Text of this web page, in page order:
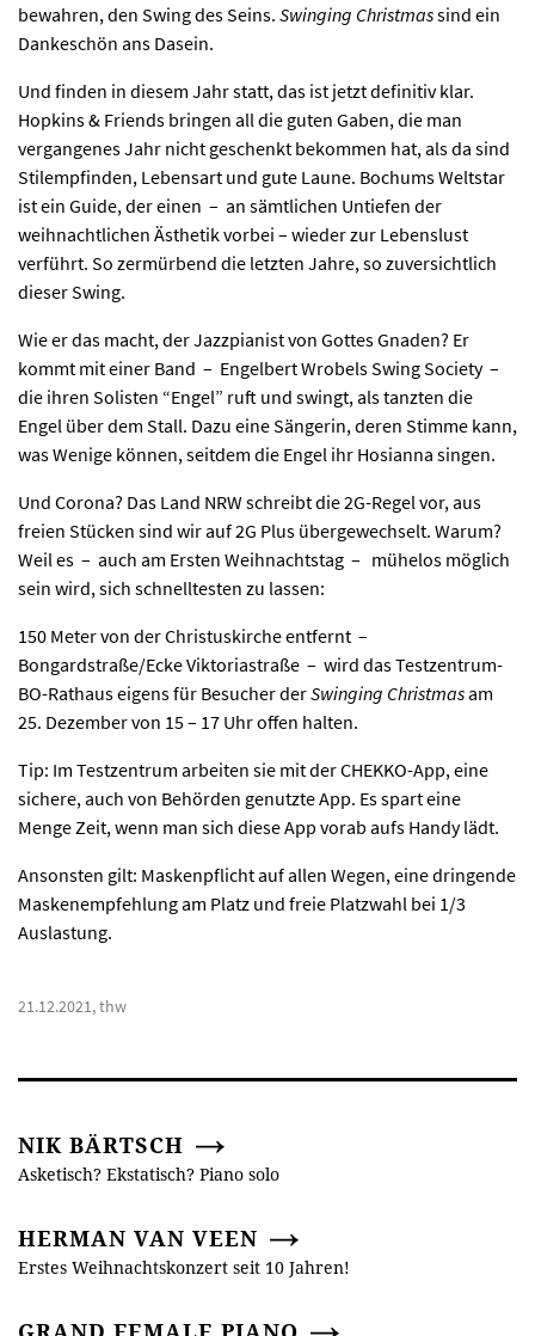
bewahren, den Swing des Seins. Swinging Christmassind ein
Dankeschön ans Dasein.
Und finden in diesem Jahr statt, das ist jetzt definitiv klar.
Hopkins & Friends bringen all die guten Gaben, die man
vergangenes Jahr nicht geschenkt bekommen hat, als da sind
Stilempfinden, Lebensart und gute Laune. Bochums Weltstar
ist ein Guide, der einen – an sämtlichen Untiefen der
weihnachtlichen Ästhetik vorbei – wieder zur Lebenslust
verführt. So zermürbend die letzten Jahre, so zuversichtlich
dieser Swing.
Wie er das macht, der Jazzpianist von Gottes Gnaden? Er
kommt mit einer Band – Engelbert Wrobels Swing Society –
die ihren Solisten “Engel” ruft und swin­gt, als tanzten die
Engel über dem Stall. Dazu eine Sän­ge­rin, deren Stimme kann,
was Wenige können, seitdem die Engel ihr Hosianna singen.
Und Corona? Das Land NRW schreibt die 2G-Regel vor, aus
freien Stücken sind wir auf 2G Plus übergewechselt. Warum?
Weil es – auch am Ersten Weihnachtstag – mühelos möglich
sein wird, sich schnelltesten zu lassen:
150 Meter von der Christuskirche entfernt –
Bongardstraße/Ecke Viktoriastraße – wird das Testzentrum-
BO-Rathaus eigens für Besucher derSwinging Christmasam
25. Dezember von 15 – 17 Uhr offen halten.
Tip: Im Testzentrum arbeiten sie mit der CHEKKO-App, eine
sichere, auch von Behörden genutzte App. Es spart eine
Menge Zeit, wenn man sich diese App vorab aufs Handy lädt.
Ansonsten gilt: Maskenpflicht auf allen Wegen, eine dringende
Maskenempfehlung am Platz und freie Platzwahl bei 1/3
Auslastung.
21.12.2021, thw
NIK BÄRTSCH
Asketisch? Ekstatisch? Piano solo
HERMAN VAN VEEN
Erstes Weihnachtskonzert seit 10 Jahren!